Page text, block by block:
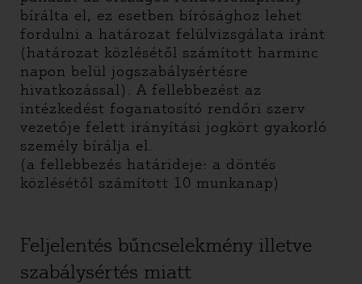
bírálta el, ez esetben bírósághoz lehet
fordulni a határozat felülvizsgálata iránt
(határozat közlésétől számított harminc
napon belül jogszabálysértésre
hivatkozással). A fellebbezést az
intézkedést foganatosító rendőri szerv
vezetője felett irányítási jogkört gyakorló
személy bírálja el.
(a fellebbezés határideje: a döntés
közlésétől számított 10 munkanap)
Feljelentés bűncselekmény illetve
szabálysértés miatt